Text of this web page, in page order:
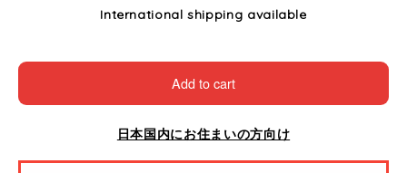
International shipping available
Add to cart
日本国内にお住まいの方向け